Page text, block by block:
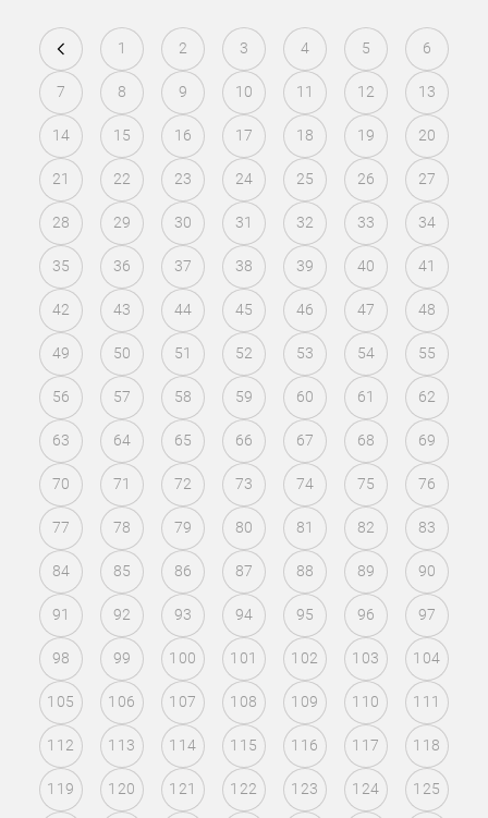
1 2 3 4 5 6
7 8 9 10 11 12 13
14 15 16 17 18 19 20
21 22 23 24 25 26 27
28 29 30 31 32 33 34
35 36 37 38 39 40 41
42 43 44 45 46 47 48
49 50 51 52 53 54 55
56 57 58 59 60 61 62
63 64 65 66 67 68 69
70 71 72 73 74 75 76
77 78 79 80 81 82 83
84 85 86 87 88 89 90
91 92 93 94 95 96 97
98 99 100 101 102 103 104
105 106 107 108 109 110 111
112 113 114 115 116 117 118
119 120 121 122 123 124 125